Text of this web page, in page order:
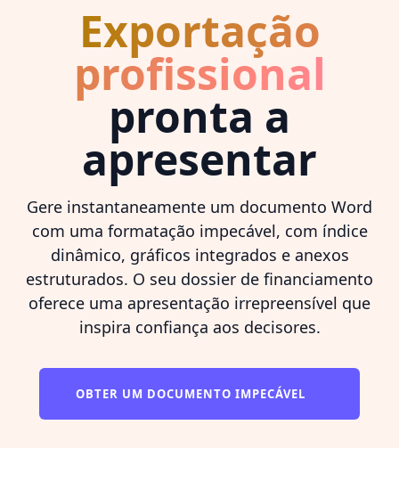
Exportação
profissional
pronta a
apresentar
Gere instantaneamente um documento Word
com uma formatação impecável, com índice
dinâmico, gráficos integrados e anexos
estruturados. O seu dossier de financiamento
oferece uma apresentação irrepreensível que
inspira confiança aos decisores.
OBTER UM DOCUMENTO IMPECÁVEL